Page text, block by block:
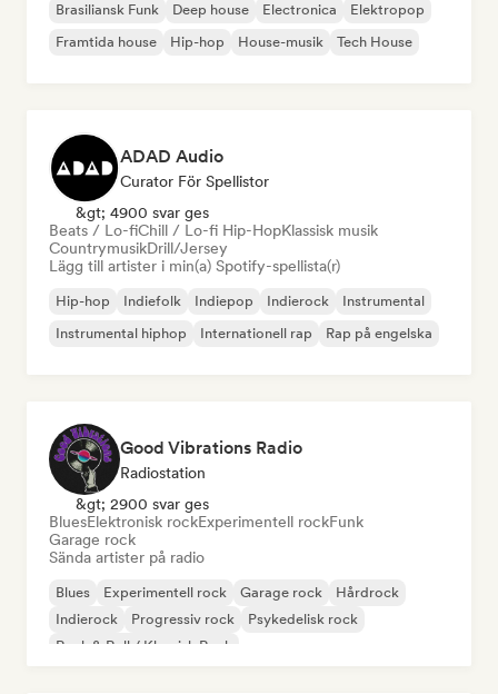
Brasiliansk Funk Deep house Electronica
Elektropop
Framtida house
Hip-hop House-musik Tech House
ADAD Audio
Curator För Spellistor
&gt; 4900 svar ges
Beats / Lo-fiChill / Lo-fi Hip-HopKlassisk musik
CountrymusikDrill/Jersey
Lägg till artister i min(a) Spotify-spellista(r)
Hip-hop Indiefolk Indiepop Indierock
Instrumental
Instrumental hiphop
Internationell rap Rap på engelska
Good Vibrations Radio
Radiostation
&gt; 2900 svar ges
BluesElektronisk rockExperimentell rockFunk
Garage rock
Sända artister på radio
Blues Experimentell rock Garage rock
Hårdrock
Indierock
Progressiv rock
Psykedelisk rock
Rock & Roll / Klassisk Rock